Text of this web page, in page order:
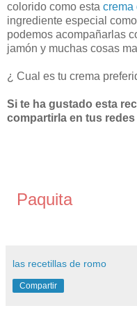
colorido como esta crema
ingrediente especial
podemos acompañarlas
jamón y muchas cosas
¿ Cual es tu crema
Si te ha gustado esta
compartirla en tus redes
Paquita
las recetillas de romo
Compartir